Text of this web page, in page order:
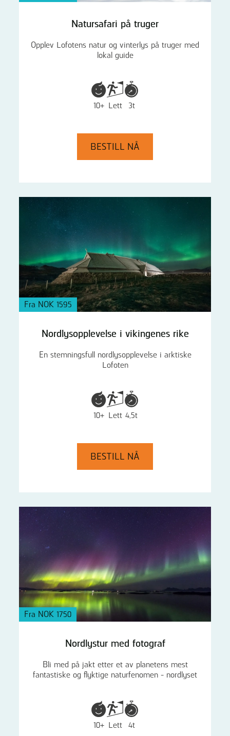
Natursafari på truger
Opplev Lofotens natur og vinterlys på truger med
lokal guide
10+ Lett 3t
BESTILL NÅ
Fra NOK 1595
Nordlysopplevelse i vikingenes rike
En stemningsfull nordlysopplevelse i arktiske
Lofoten
10+ Lett 4,5t
BESTILL NÅ
Fra NOK 1750
Nordlystur med fotograf
Bli med på jakt etter et av planetens mest
fantastiske og flyktige naturfenomen - nordlyset
10+ Lett 4t